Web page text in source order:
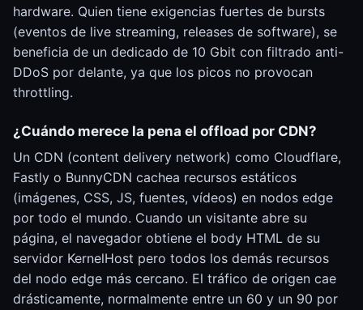
hardware. Quien tiene exigencias fuertes de bursts
(eventos de live streaming, releases de software), se
beneficia de un dedicado de 10 Gbit con filtrado anti-
DDoS por delante, ya que los picos no provocan
throttling.
¿Cuándo merece la pena el offload por CDN?
Un CDN (content delivery network) como Cloudflare,
Fastly o BunnyCDN cachea recursos estáticos
(imágenes, CSS, JS, fuentes, vídeos) en nodos edge
por todo el mundo. Cuando un visitante abre su
página, el navegador obtiene el body HTML de su
servidor KernelHost pero todos los demás recursos
del nodo edge más cercano. El tráfico de origen cae
drásticamente, normalmente entre un 60 y un 90 por